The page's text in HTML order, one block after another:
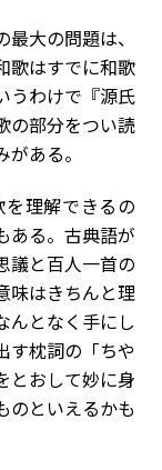
大の問題は、
歌はすでに和歌
うわけで『源氏
の部分をつい読
ある。
理解できるの
ある。古典語が
議と百人一首の
味はきちんと理
んとなく手にし
す枕詞の「ちや
とおして妙に身
のといえるかも